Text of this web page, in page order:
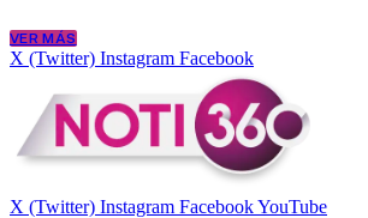
VER MÁS
X (Twitter) Instagram Facebook
X (Twitter) Instagram FacebookYouTube